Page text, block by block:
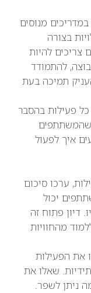
מנוסים
בצורה
צריכים להיות
להתמודד
תמיכה בעת
פעילות בהסבר
שהמשתתפים
איך לפעול
ערכו סיכום
יכול
דיון פתוח זה
מהחוויות
את הפעילות
שאלו את
ניתן לשפר.